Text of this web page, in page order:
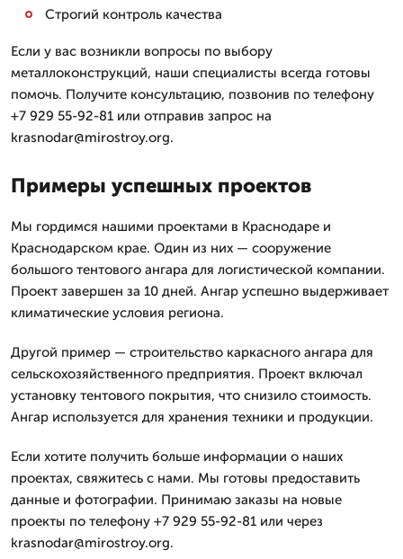
Строгий контроль качества
Если у вас возникли вопросы по выбору
металлоконструкций, наши специалисты всегда готовы
помочь. Получите консультацию, позвонив по телефону
+7 929 55-92-81 или отправив запрос на
krasnodar@mirostroy.org.
Примеры успешных проектов
Мы гордимся нашими проектами в Краснодаре и
Краснодарском крае. Один из них — сооружение
большого тентового ангара для логистической компании.
Проект завершен за 10 дней. Ангар успешно выдерживает
климатические условия региона.
Другой пример — строительство каркасного ангара для
сельскохозяйственного предприятия. Проект включал
установку тентового покрытия, что снизило стоимость.
Ангар используется для хранения техники и продукции.
Если хотите получить больше информации о наших
проектах, свяжитесь с нами. Мы готовы предоставить
данные и фотографии. Принимаю заказы на новые
проекты по телефону +7 929 55-92-81 или через
krasnodar@mirostroy.org.